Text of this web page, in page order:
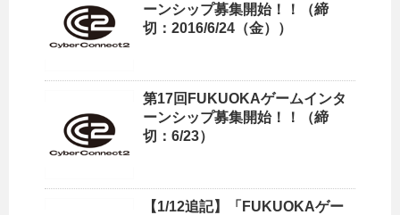
ーンシップ募集開始！！（締
切：2016/6/24（金））
第17回FUKUOKAゲームインタ
ーンシップ募集開始！！（締
切：6/23）
【1/12追記】「FUKUOKAゲー